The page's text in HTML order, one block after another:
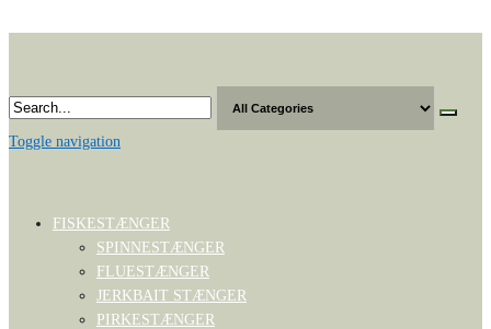
content
Toggle navigation
FISKESTÆNGER
SPINNESTÆNGER
FLUESTÆNGER
JERKBAIT STÆNGER
PIRKESTÆNGER